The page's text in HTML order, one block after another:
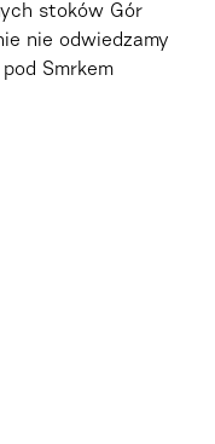
stoków Gór
nie odwiedzamy
Smrkem